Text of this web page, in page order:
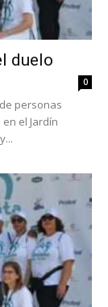
duelo
0
personas
el Jardín